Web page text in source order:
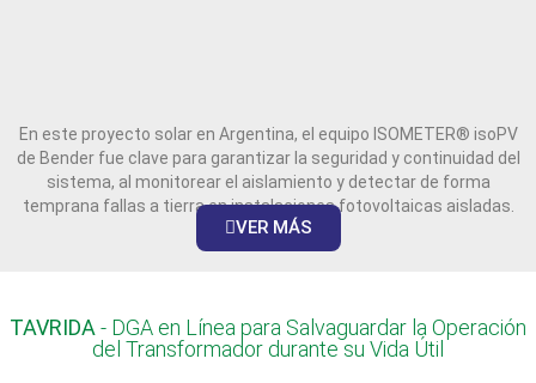
En este proyecto solar en Argentina, el equipo ISOMETER® isoPV
de Bender fue clave para garantizar la seguridad y continuidad del
sistema, al monitorear el aislamiento y detectar de forma
temprana fallas a tierra en instalaciones fotovoltaicas aisladas.
VER MÁS
TAVRIDA - DGA en Línea para Salvaguardar la Operación
del Transformador durante su Vida Útil